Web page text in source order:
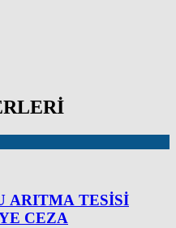
ARITMA TESİSİ
CEZA